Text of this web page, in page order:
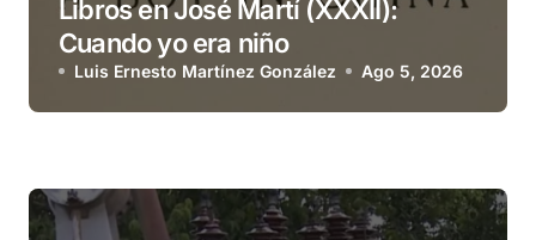
Libros en José Martí (XXXII):
Cuando yo era niño
Luis Ernesto Martínez González Ago 5, 2026